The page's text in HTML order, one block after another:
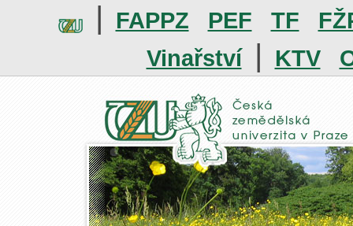
| FAPPZ PEF TF
Vinařství | KTV